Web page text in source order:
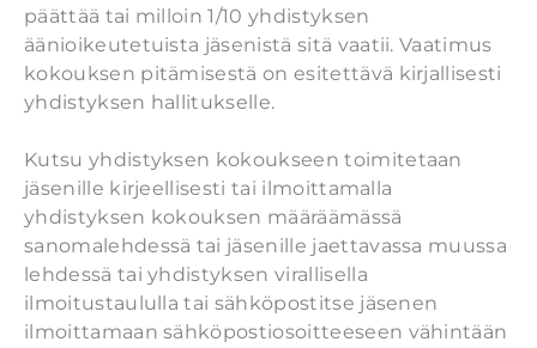
päättää tai milloin 1/10 yhdistyksen
äänioikeutetuista jäsenistä sitä vaatii. Vaatimus
kokouksen pitämisestä on esitettävä kirjallisesti
yhdistyksen hallitukselle.
Kutsu yhdistyksen kokoukseen toimitetaan
jäsenille kirjeellisesti tai ilmoittamalla
yhdistyksen kokouksen määräämässä
sanomalehdessä tai jäsenille jaettavassa muussa
lehdessä tai yhdistyksen virallisella
ilmoitustaululla tai sähköpostitse jäsenen
ilmoittamaan sähköpostiosoitteeseen vähintään